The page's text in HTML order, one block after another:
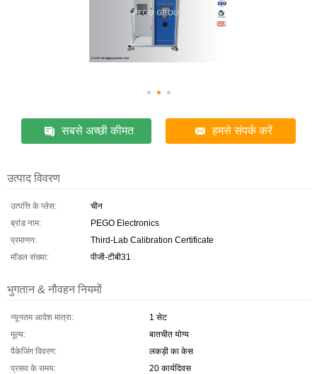
सबसे अच्छी कीमत हमसे संपर्क करें
उत्पाद विवरण
उत्पत्ति के प्लेस:
चीन
ब्रांड नाम:
PEGO Electronics
प्रमाणन:
Third-Lab Calibration Certificate
मॉडल संख्या:
पीजी-टीबी31
भुगतान & नौवहन नियमों
न्यूनतम आदेश मात्रा:
1 सेट
मूल्य:
बातचीत योग्य
पैकेजिंग विवरण:
लकड़ी का केस
प्रसव के समय:
20 कार्यदिवस